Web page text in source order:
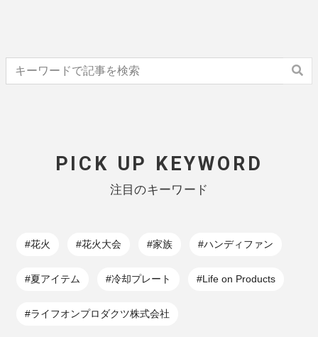
PICK UP KEYWORD
注目のキーワード
#花火 #花火大会 #家族 #ハンディファン
#夏アイテム #冷却プレート #Life on Products
#ライフオンプロダクツ株式会社